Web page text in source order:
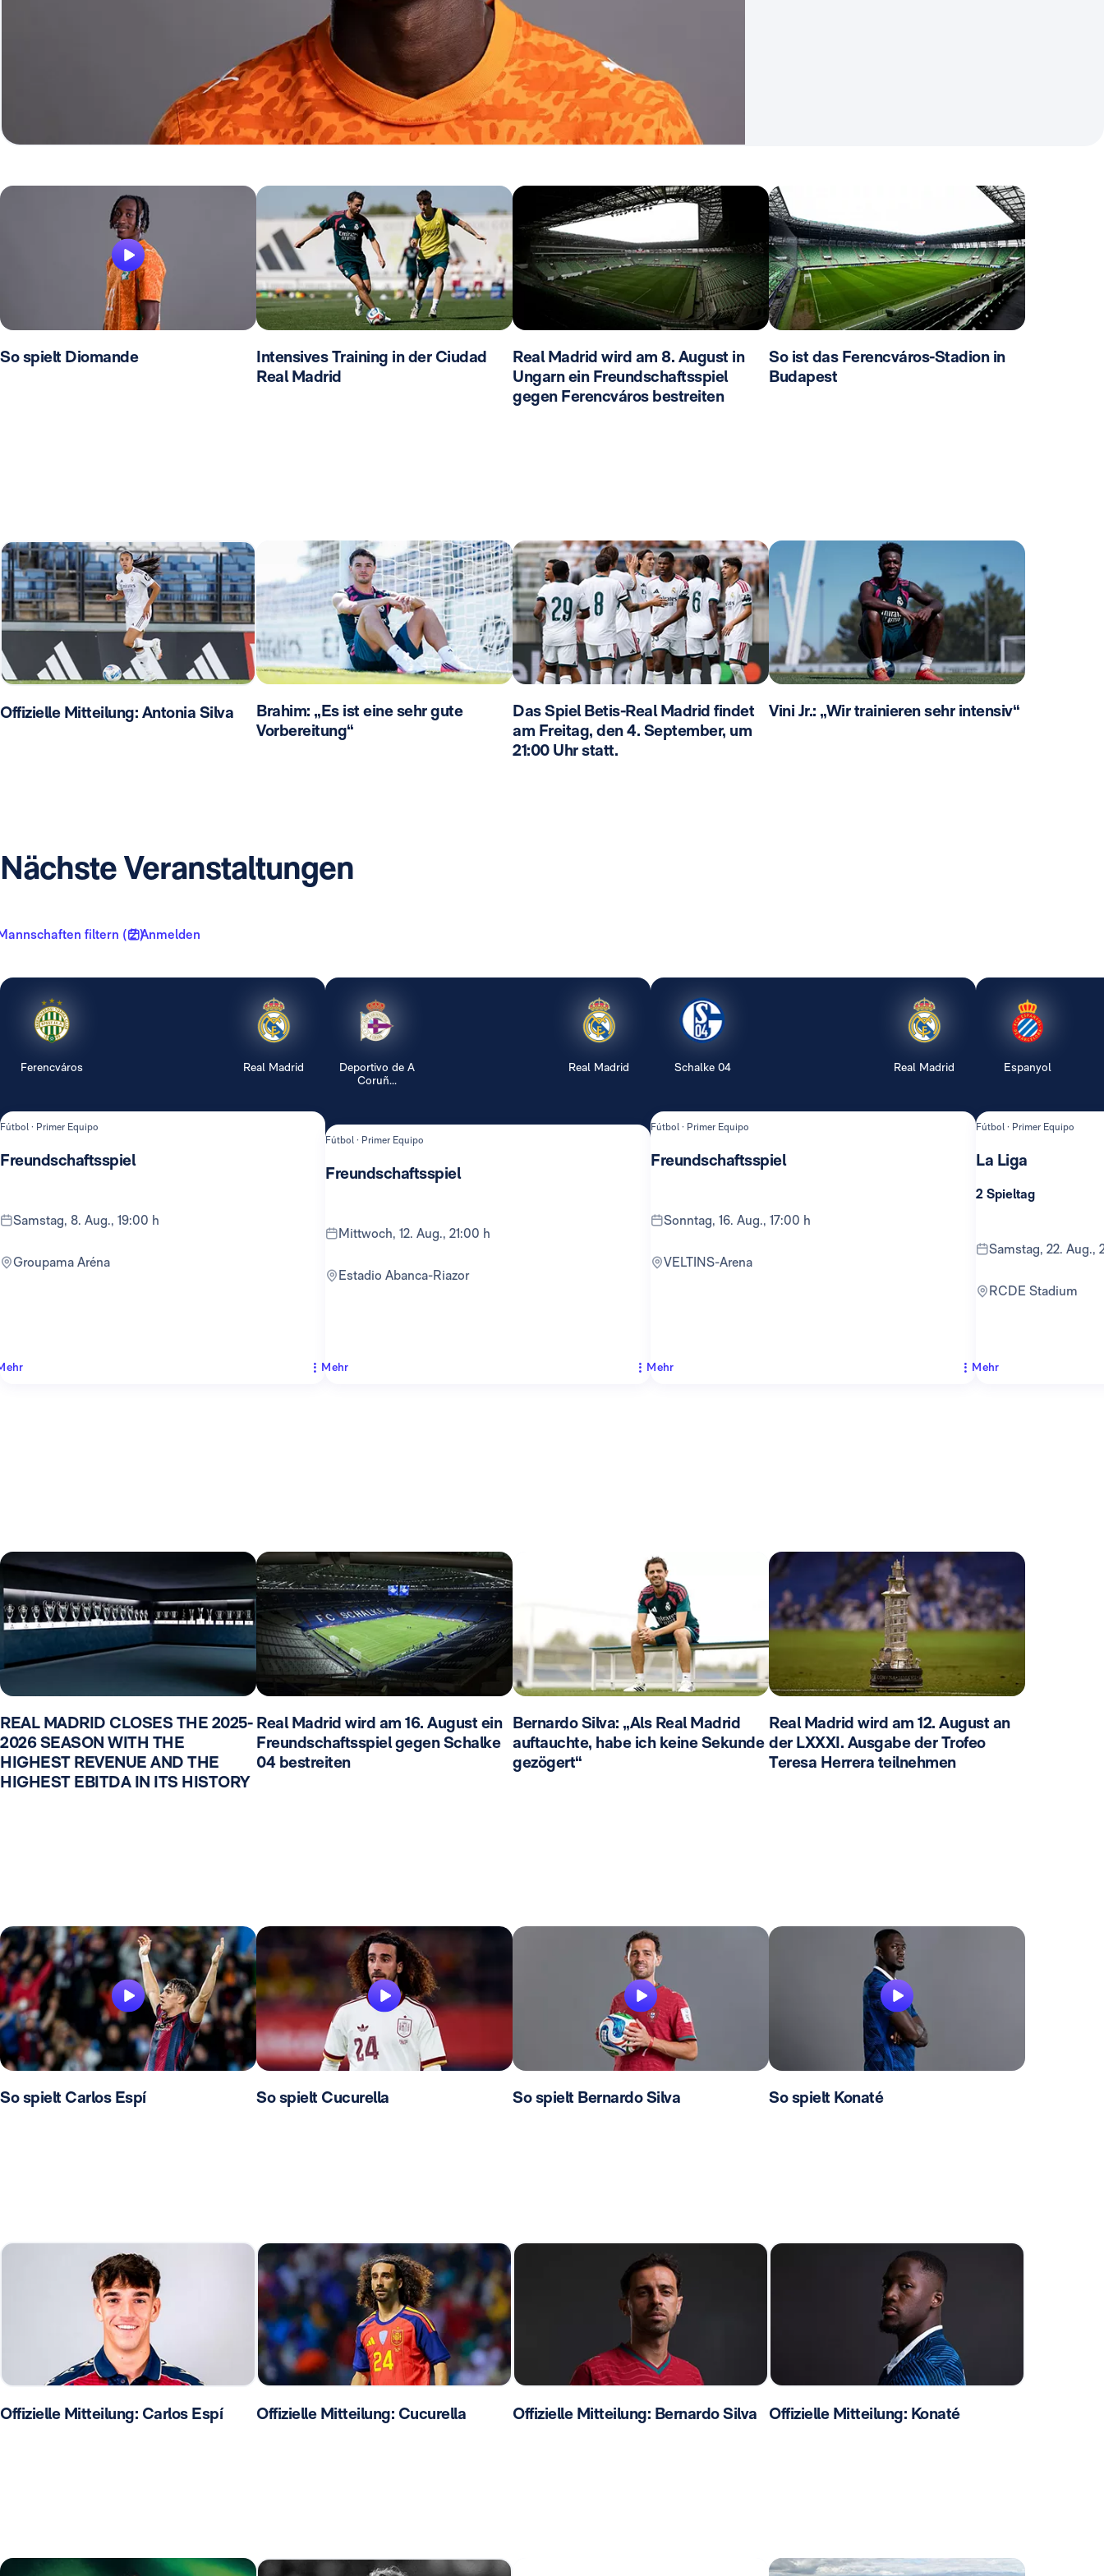
So spielt Diomande
Intensives Training in der Ciudad
Real Madrid
Real Madrid wird am 8. August in
Ungarn ein Freundschaftsspiel
gegen Ferencváros bestreiten
So ist das Ferencváros-Stadion in
Budapest
Offizielle Mitteilung: Antonia Silva
Brahim: „Es ist eine sehr gute
Vorbereitung“
Das Spiel Betis-Real Madrid findet
am Freitag, den 4. September, um
21:00 Uhr statt.
Vini Jr.: „Wir trainieren sehr intensiv“
Nächste Veranstaltungen
filtern ( 2 )Anmelden
Ferencváros Real Madrid
Fútbol · Primer Equipo
Freundschaftsspiel
Samstag, 8. Aug., 19:00 h
Groupama Aréna
Deportivo de A
Coruñ...
Real Madrid
Fútbol · Primer Equipo
Freundschaftsspiel
Mittwoch, 12. Aug., 21:00 h
Estadio Abanca-Riazor
Mehr
Schalke 04 Real Madrid
Fútbol · Primer Equipo
Freundschaftsspiel
Sonntag, 16. Aug., 17:00 h
VELTINS-Arena
Mehr
Espanyol
Fútbol · Primer Equipo
La Liga
2 Spieltag
Samstag, 22. Aug.,
RCDE Stadium
Mehr
REAL MADRID CLOSES THE 2025-
2026 SEASON WITH THE
HIGHEST REVENUE AND THE
HIGHEST EBITDA IN ITS HISTORY
Real Madrid wird am 16. August ein
Freundschaftsspiel gegen Schalke
04 bestreiten
Bernardo Silva: „Als Real Madrid
auftauchte, habe ich keine Sekunde
gezögert“
Real Madrid wird am 12. August an
der LXXXI. Ausgabe der Trofeo
Teresa Herrera teilnehmen
So spielt Carlos Espí So spielt Cucurella So spielt Bernardo Silva So spielt Konaté
Offizielle Mitteilung: Carlos Espí Offizielle Mitteilung: Cucurella Offizielle Mitteilung: Bernardo Silva Offizielle Mitteilung: Konaté